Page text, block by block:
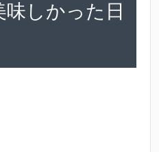
しかった日